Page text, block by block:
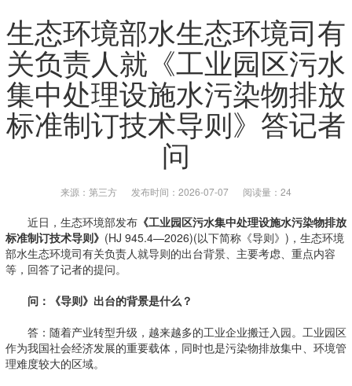
生态环境部水生态环境司有
关负责人就《工业园区污水
集中处理设施水污染物排放
标准制订技术导则》答记者
问
来源：第三方 发布时间：2026-07-07 阅读量：24
近日，生态环境部发布《工业园区污水集中处理设施水污染物排放
标准制订技术导则》 (HJ 945.4—2026)(以下简称《导则》)，生态环境
部水生态环境司有关负责人就导则的出台背景、主要考虑、重点内容
等，回答了记者的提问。
问：《导则》出台的背景是什么？
答：随着产业转型升级，越来越多的工业企业搬迁入园。工业园区
作为我国社会经济发展的重要载体，同时也是污染物排放集中、环境管
理难度较大的区域。